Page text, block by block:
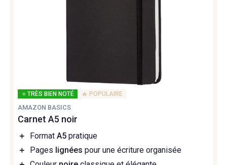
⭐ TRÈS BIEN NOTÉ 🔥 POPULAIRE
AMAZON BASICS
Carnet A5 noir
＋ Format A5 pratique
＋
Pages lignées pour une écriture organisée